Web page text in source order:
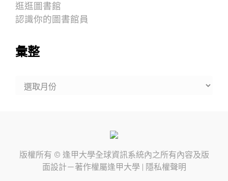
逛逛圖書館
認識你的圖書館員
彙整
版權所有 © 逢甲大學全球資訊系統內之所有內容及版
面設計－著作權屬逢甲大學 | 隱私權聲明